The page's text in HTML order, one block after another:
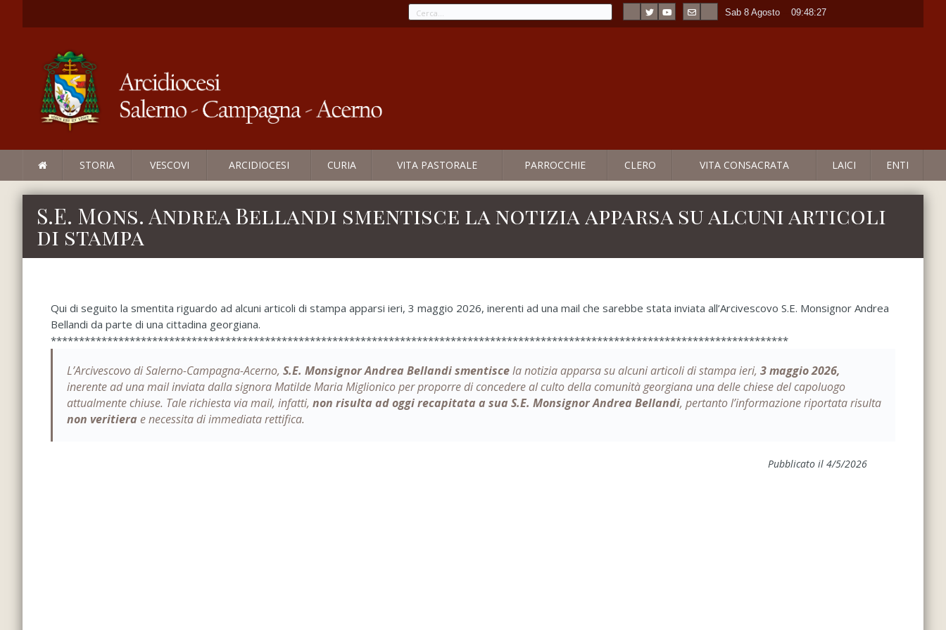
Sab 8 Agosto ----09:48:27
STORIA VESCOVI ARCIDIOCESI CURIA VITA PASTORALE PARROCCHIE CLERO VITA CONSACRATA LAICI ENTI
S.E. Mons. Andrea Bellandi smentisce la notizia apparsa su alcuni articoli
di stampa
Qui di seguito la smentita riguardo ad alcuni articoli di stampa apparsi ieri, 3 maggio 2026, inerenti ad una mail che sarebbe stata inviata all’Arcivescovo S.E. Monsignor Andrea
Bellandi da parte di una cittadina georgiana.
***********************************************************************************************************************************
L’Arcivescovo di Salerno-Campagna-Acerno, S.E. Monsignor Andrea Bellandismentiscela notizia apparsa su alcuni articoli di stampa ieri, 3 maggio 2026,
inerente ad una mail inviata dalla signora Matilde Maria Miglionicoper proporre di concedere al culto della comunità georgiana una delle chiese del capoluogo
attualmente chiuse. Tale richiesta via mail, infatti, non risulta ad oggi recapitata a sua S.E. Monsignor Andrea Bellandi, pertanto l’informazione riportata risulta
non veritiera e necessita di immediata rettifica.
Pubblicato il 4/5/2026